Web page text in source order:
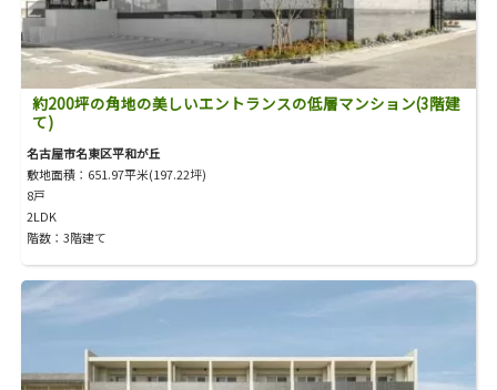
約200坪の角地の美しいエントランスの低層マンション(3階建
て)
名古屋市名東区平和が丘
敷地面積：651.97平米(197.22坪)
8戸
2LDK
階数：3階建て